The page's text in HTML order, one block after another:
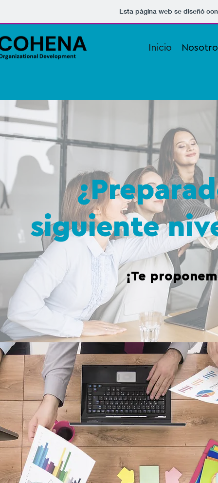
Esta página web se diseñó
Inicio
siguiente
¡Te